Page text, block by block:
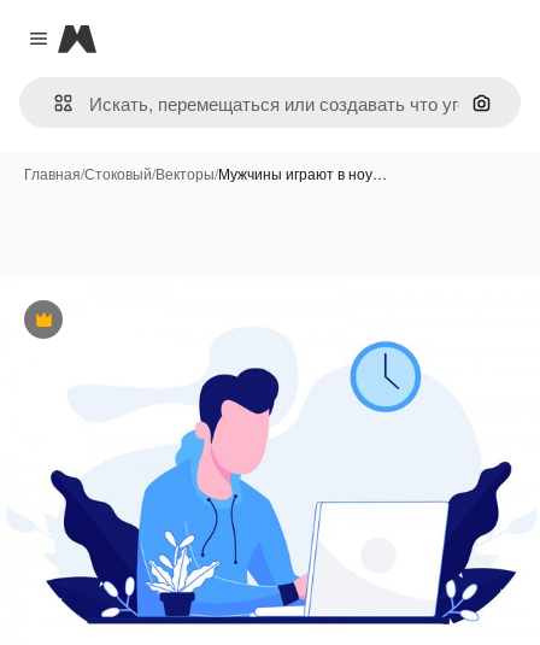
Close menu
Magnific
Поиск
Главная/Стоковый/Векторы/Мужчины играют в ноу…
Премиум